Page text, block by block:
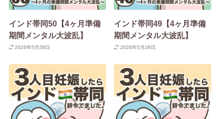
インド帯同50【4ヶ月準備
期間メンタル大波乱】
2026年5月28日
インド帯同49【4ヶ月準備
期間メンタル大波乱】
2026年5月28日